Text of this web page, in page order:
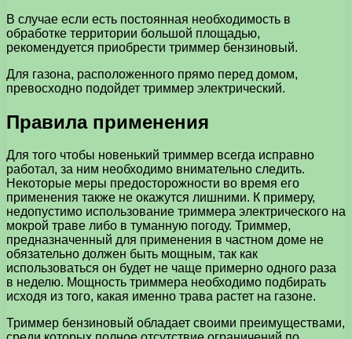
В случае если есть постоянная необходимость в
обработке территории большой площадью,
рекомендуется приобрести триммер бензиновый.
Для газона, расположенного прямо перед домом,
превосходно подойдет триммер электрический.
Правила применения
Для того чтобы новенький триммер всегда исправно
работал, за ним необходимо внимательно следить.
Некоторые меры предосторожности во время его
применения также не окажутся лишними. К примеру,
недопустимо использование триммера электрического на
мокрой траве либо в туманную погоду. Триммер,
предназначенный для применения в частном доме не
обязательно должен быть мощным, так как
использоваться он будет не чаще примерно одного раза
в неделю. Мощность триммера необходимо подбирать
исходя из того, какая именно трава растет на газоне.
Триммер бензиновый обладает своими преимуществами,